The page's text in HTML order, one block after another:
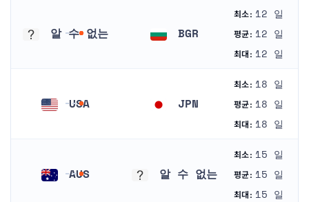
알 수 없는 BGR
최소: 12 일
평균: 12 일
최대: 12 일
USA JPN
최소: 18 일
평균: 18 일
최대: 18 일
AUS 알 수 없는
최소: 15 일
평균: 15 일
최대: 15 일